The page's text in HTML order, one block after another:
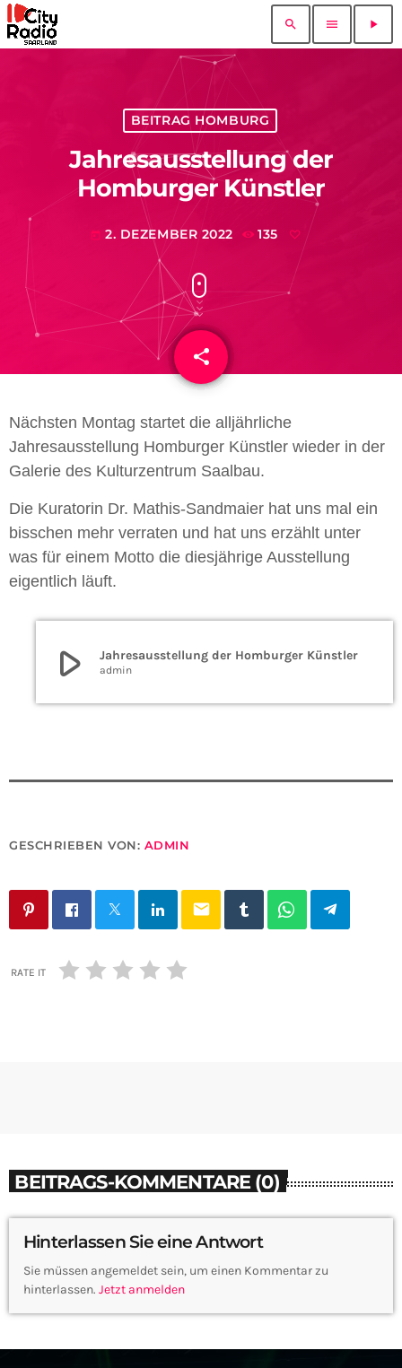
search menu play_arrow
BEITRAG HOMBURG
Jahresausstellung der
Homburger Künstler
today 2. DEZEMBER 2022 135
share
email
Nächsten Montag startet die alljährliche
Jahresausstellung Homburger Künstler wieder in der
Galerie des Kulturzentrum Saalbau.
Die Kuratorin Dr. Mathis-Sandmaier hat uns mal ein
bisschen mehr verraten und hat uns erzählt unter
was für einem Motto die diesjährige Ausstellung
eigentlich läuft.
play_arrow Jahresausstellung der Homburger Künstler
admin
GESCHRIEBEN VON: ADMIN
email
RATE IT
BEITRAGS-KOMMENTARE (0)
Hinterlassen Sie eine Antwort
Sie müssen angemeldet sein, um einen Kommentar zu
hinterlassen. Jetzt anmelden